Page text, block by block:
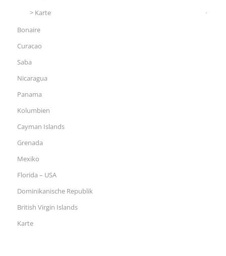
Karte
Bonaire
Curacao
Saba
Nicaragua
Panama
Kolumbien
Cayman Islands
Grenada
Mexiko
Florida – USA
Dominikanische Republik
British Virgin Islands
Karte